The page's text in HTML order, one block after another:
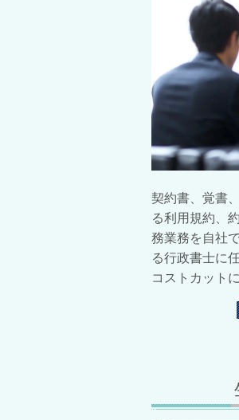
契約書、覚書
る利用規約、
務業務を自社
る行政書士に
コストカット